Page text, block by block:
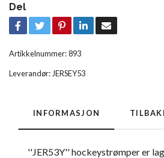
Del
Artikkelnummer:893
Leverandør: JERSEY53
INFORMASJON
''JER53Y''hockeystrømperer